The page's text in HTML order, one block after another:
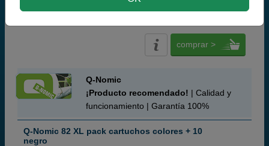
comprar >
Q-Nomic
¡Producto recomendado! | Calidad y
funcionamiento | Garantía 100%
Q-Nomic 82 XL pack cartuchos colores + 10
negro